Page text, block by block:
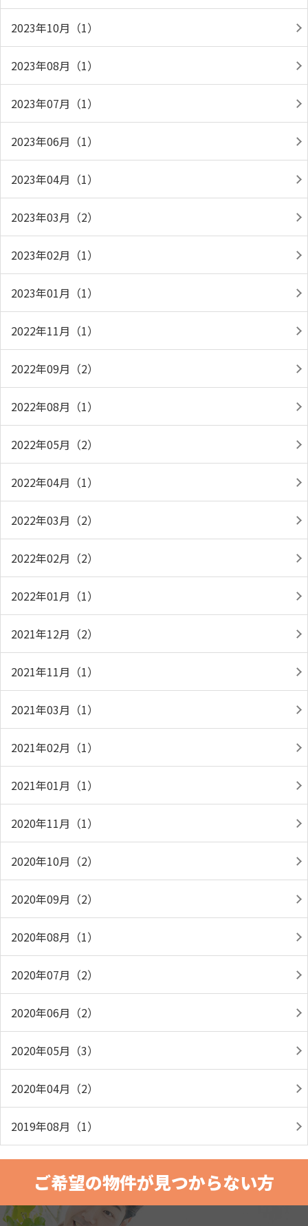
2023年10月（1）
2023年08月（1）
2023年07月（1）
2023年06月（1）
2023年04月（1）
2023年03月（2）
2023年02月（1）
2023年01月（1）
2022年11月（1）
2022年09月（2）
2022年08月（1）
2022年05月（2）
2022年04月（1）
2022年03月（2）
2022年02月（2）
2022年01月（1）
2021年12月（2）
2021年11月（1）
2021年03月（1）
2021年02月（1）
2021年01月（1）
2020年11月（1）
2020年10月（2）
2020年09月（2）
2020年08月（1）
2020年07月（2）
2020年06月（2）
2020年05月（3）
2020年04月（2）
2019年08月（1）
ご希望の物件が見つからない方